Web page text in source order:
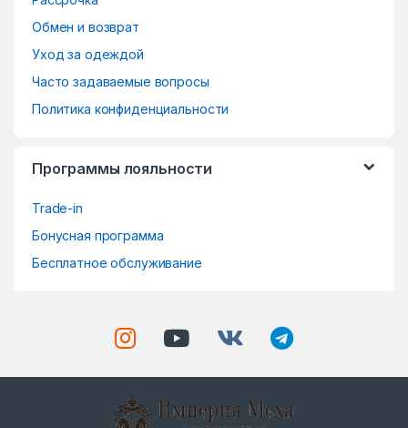
Обмен и возврат
Уход за одеждой
Часто задаваемые вопросы
Политика конфиденциальности
Программы лояльности
Trade-in
Бонусная программа
Бесплатное обслуживание